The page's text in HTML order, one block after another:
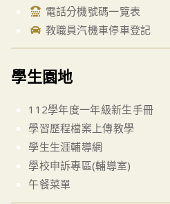
電話分機號碼一覽表
教職員汽機車停車登記
學生園地
112學年度一年級新生手冊
學習歷程檔案上傳教學
學生生涯輔導網
學校申訴專區(輔導室)
午餐菜單